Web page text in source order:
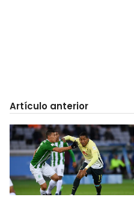
Artículo anterior